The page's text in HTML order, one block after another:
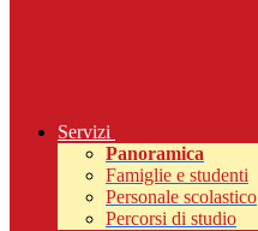
Servizi
Panoramica
Famiglie e studenti
Personale scolastico
Percorsi di studio